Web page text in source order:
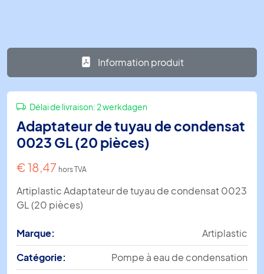
Information produit
Délai de livraison:2 werkdagen
Adaptateur de tuyau de condensat
0023 GL (20 pièces)
€18,47 hors TVA
Artiplastic Adaptateur de tuyau de condensat 0023
GL (20 pièces)
Marque:
Artiplastic
Catégorie:
Pompe à eau de condensation